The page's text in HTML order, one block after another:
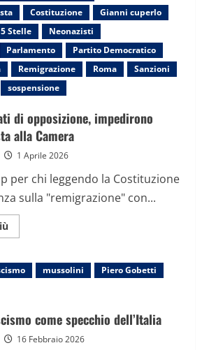
Costituzione
Gianni cuperlo
Stelle
Neonazisti
Parlamento
Partito Democratico
Remigrazione Roma
Sanzioni
sospensione
di opposizione, impedirono
alla Camera
1 Aprile 2026
per chi leggendo la Costituzione
sulla "remigrazione" con...
informazioni
32
deputati
l’evento
neofascista
alla
Camera
mussolini
Piero Gobetti
come specchio dell’Italia
16 Febbraio 2026